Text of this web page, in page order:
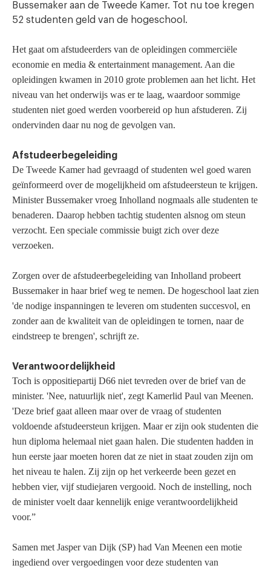
Bussemaker aan de Tweede Kamer. Tot nu toe kregen
52 studenten geld van de hogeschool.
Het gaat om afstudeerders van de opleidingen commerciële
economie en media & entertainment management. Aan die
opleidingen kwamen in 2010 grote problemen aan het licht. Het
niveau van het onderwijs was er te laag, waardoor sommige
studenten niet goed werden voorbereid op hun afstuderen. Zij
ondervinden daar nu nog de gevolgen van.
Afstudeerbegeleiding
De Tweede Kamer had gevraagd of studenten wel goed waren
geïnformeerd over de mogelijkheid om afstudeersteun te krijgen.
Minister Bussemaker vroeg Inholland nogmaals alle studenten te
benaderen. Daarop hebben tachtig studenten alsnog om steun
verzocht. Een speciale commissie buigt zich over deze
verzoeken.
Zorgen over de afstudeerbegeleiding van Inholland probeert
Bussemaker in haar brief weg te nemen. De hogeschool laat zien
'de nodige inspanningen te leveren om studenten succesvol, en
zonder aan de kwaliteit van de opleidingen te tornen, naar de
eindstreep te brengen', schrijft ze.
Verantwoordelijkheid
Toch is oppositiepartij D66 niet tevreden over de brief van de
minister. 'Nee, natuurlijk niet', zegt Kamerlid Paul van Meenen.
'Deze brief gaat alleen maar over de vraag of studenten
voldoende afstudeersteun krijgen. Maar er zijn ook studenten die
hun diploma helemaal niet gaan halen. Die studenten hadden in
hun eerste jaar moeten horen dat ze niet in staat zouden zijn om
het niveau te halen. Zij zijn op het verkeerde been gezet en
hebben vier, vijf studiejaren vergooid. Noch de instelling, noch
de minister voelt daar kennelijk enige verantwoordelijkheid
voor.”
Samen met Jasper van Dijk (SP) had Van Meenen een motie
ingediend over vergoedingen voor deze studenten van